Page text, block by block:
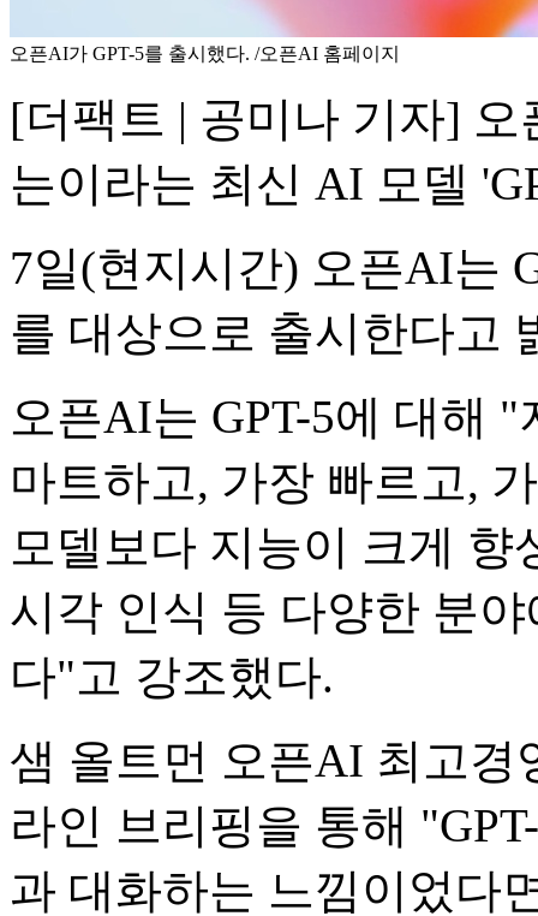
오픈AI가 GPT-5를 출시했다. /오픈AI 홈페이지
[더팩트 | 공미나 기자]
는이라는 최신 AI 모델
7일(현지시간) 오픈AI는
를 대상으로 출시한다고
오픈AI는 GPT-5에 대해
마트하고, 가장 빠르고,
모델보다 지능이 크게 향
시각 인식 등 다양한 분
다"고 강조했다.
샘 올트먼 오픈AI 최고경
라인 브리핑을 통해
과 대화하는 느낌이었다